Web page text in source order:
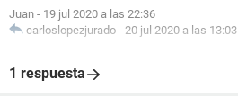
Juan - 19 jul 2020 a las 22:36
carloslopezjurado - 20 jul 2020 a las 13:03
1 respuesta